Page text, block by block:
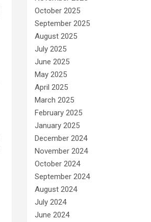
October 2025
September 2025
August 2025
July 2025
June 2025
May 2025
April 2025
March 2025
February 2025
January 2025
December 2024
November 2024
October 2024
September 2024
August 2024
July 2024
June 2024